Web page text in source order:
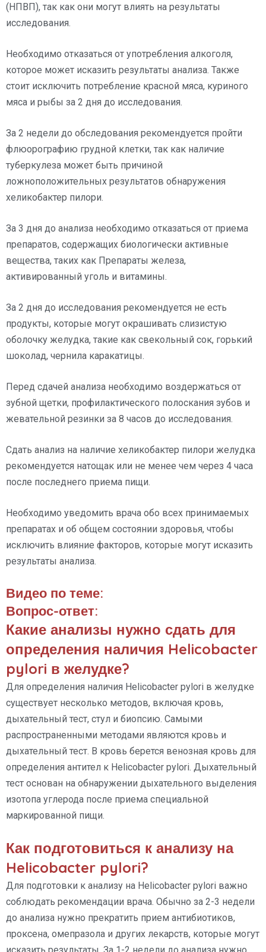
(НПВП), так как они могут влиять на результаты
исследования.
Необходимо отказаться от употребления алкоголя,
которое может исказить результаты анализа. Также
стоит исключить потребление красной мяса, куриного
мяса и рыбы за 2 дня до исследования.
За 2 недели до обследования рекомендуется пройти
флюорографию грудной клетки, так как наличие
туберкулеза может быть причиной
ложноположительных результатов обнаружения
хеликобактер пилори.
За 3 дня до анализа необходимо отказаться от приема
препаратов, содержащих биологически активные
вещества, таких как Препараты железа,
активированный уголь и витамины.
За 2 дня до исследования рекомендуется не есть
продукты, которые могут окрашивать слизистую
оболочку желудка, такие как свекольный сок, горький
шоколад, чернила каракатицы.
Перед сдачей анализа необходимо воздержаться от
зубной щетки, профилактического полоскания зубов и
жевательной резинки за 8 часов до исследования.
Сдать анализ на наличие хеликобактер пилори желудка
рекомендуется натощак или не менее чем через 4 часа
после последнего приема пищи.
Необходимо уведомить врача обо всех принимаемых
препаратах и об общем состоянии здоровья, чтобы
исключить влияние факторов, которые могут исказить
результаты анализа.
Видео по теме:
Вопрос-ответ:
Какие анализы нужно сдать для
определения наличия Helicobacter
pylori в желудке?
Для определения наличия Helicobacter pylori в желудке
существует несколько методов, включая кровь,
дыхательный тест, стул и биопсию. Самыми
распространенными методами являются кровь и
дыхательный тест. В кровь берется венозная кровь для
определения антител к Helicobacter pylori. Дыхательный
тест основан на обнаружении дыхательного выделения
изотопа углерода после приема специальной
маркированной пищи.
Как подготовиться к анализу на
Helicobacter pylori?
Для подготовки к анализу на Helicobacter pylori важно
соблюдать рекомендации врача. Обычно за 2-3 недели
до анализа нужно прекратить прием антибиотиков,
проксена, омепразола и других лекарств, которые могут